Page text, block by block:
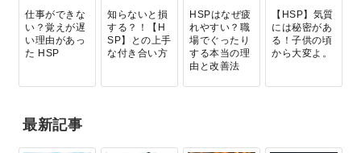
仕事ができな
い？覚えが遅
い理由があっ
た HSP
知らないと損
する？！【H
SP】との上手
な付き合い方
HSPはなぜ疲
れやすい？職
場でぐったり
する本当の理
由と改善法
【HSP】気質
には秘密があ
る！子供の頃
から大変よ。
最新記事